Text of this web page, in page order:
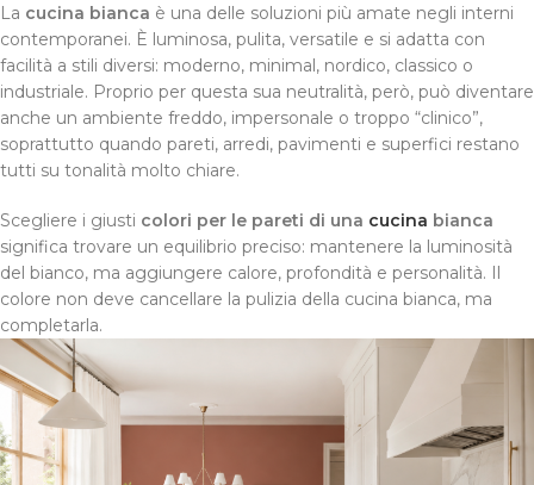
La cucina bianca è una delle soluzioni più amate negli interni
contemporanei. È luminosa, pulita, versatile e si adatta con
facilità a stili diversi: moderno, minimal, nordico, classico o
industriale. Proprio per questa sua neutralità, però, può diventare
anche un ambiente freddo, impersonale o troppo “clinico”,
soprattutto quando pareti, arredi, pavimenti e superfici restano
tutti su tonalità molto chiare.
Scegliere i giusti colori per le pareti di una cucina bianca
significa trovare un equilibrio preciso: mantenere la luminosità
del bianco, ma aggiungere calore, profondità e personalità. Il
colore non deve cancellare la pulizia della cucina bianca, ma
completarla.